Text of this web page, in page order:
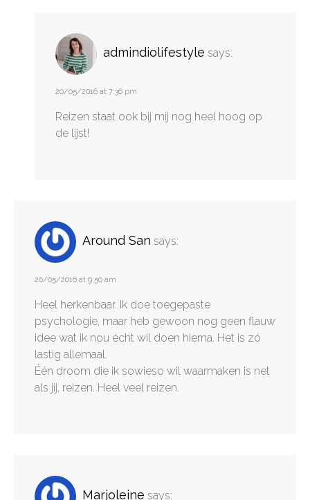
admindiolifestyle says:
20/05/2016 at 7:36 pm
Reizen staat ook bij mij nog heel hoog op
de lijst!
Around San says:
20/05/2016 at 9:50 am
Heel herkenbaar. Ik doe toegepaste
psychologie, maar heb gewoon nog geen flauw
idee wat ik nou écht wil doen hierna. Het is zó
lastig allemaal.
Één droom die ik sowieso wil waarmaken is net
als jij, reizen. Heel veel reizen.
Marjoleine says: